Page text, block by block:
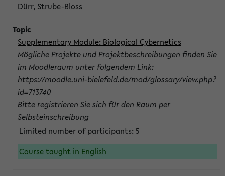
Dürr, Strube-Bloss
Supplementary Module: Biological Cybernetics
Mögliche Projekte und Projektbeschreibungen finden Sie
im Moodleraum unter folgendem Link:
https://moodle.uni-bielefeld.de/mod/glossary/view.php?
id=713740
Bitte registrieren Sie sich für den Raum per
Selbsteinschreibung
Limited number of participants: 5
Course taught in English